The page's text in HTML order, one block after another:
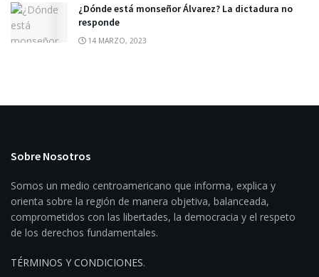
¿Dónde está monseñor Álvarez? La dictadura no
responde
14 MARZO, 2023
Sobre Nosotros
Somos un medio centroamericano que informa, explica y
orienta sobre la región de manera objetiva, balanceada,
comprometidos con las libertades, la democracia y el respeto
de los derechos fundamentales.
TÉRMINOS Y CONDICIONES.